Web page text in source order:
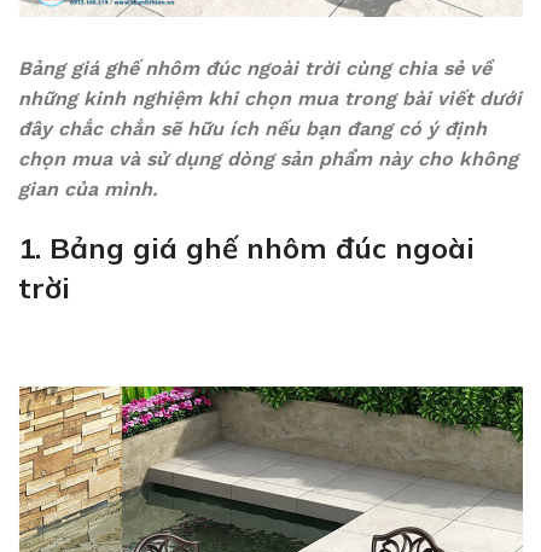
Bảng giá ghế nhôm đúc ngoài trời cùng chia sẻ về
những kinh nghiệm khi chọn mua trong bài viết dưới
đây chắc chắn sẽ hữu ích nếu bạn đang có ý định
chọn mua và sử dụng dòng sản phẩm này cho không
gian của mình.
1. Bảng giá ghế nhôm đúc ngoài
trời